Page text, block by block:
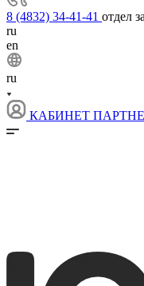
8 (4832) 34-41-41 отдел
ru
en
ru
КАБИНЕТ